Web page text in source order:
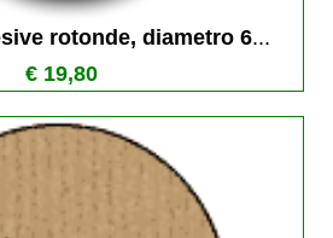
rotonde, diametro 6...
€ 19,80